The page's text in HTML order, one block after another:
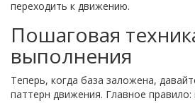
переходить к движению.
Пошаговая
выполнения
Теперь, когда база заложена,
паттерн движения. Главное